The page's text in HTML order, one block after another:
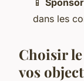
dans les
Choisir
vos